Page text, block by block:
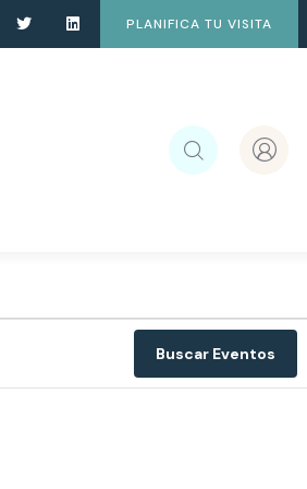
PLANIFICA TU VISITA
Buscar Eventos